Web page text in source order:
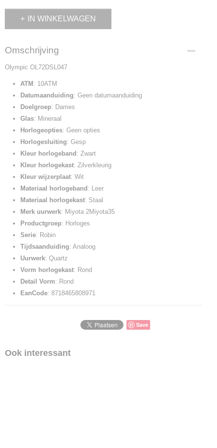
IN WINKELWAGEN
Omschrijving
Olympic OL72DSL047
ATM : 10ATM
Datumaanduiding: Geen datumaanduiding
Doelgroep: Dames
Glas: Mineraal
Horlogeopties: Geen opties
Horlogesluiting: Gesp
Kleur horlogeband : Zwart
Kleur horlogekast: Zilverkleurig
Kleur wijzerplaat: Wit
Materiaal horlogeband : Leer
Materiaal horlogekast: Staal
Merk uurwerk: Miyota 2Miyota35
Productgroep: Horloges
Serie: Robin
Tijdsaanduiding: Analoog
Uurwerk: Quartz
Vorm horlogekast: Rond
Detail Vorm: Rond
EanCode: 8718465808971
Save
Ook interessant